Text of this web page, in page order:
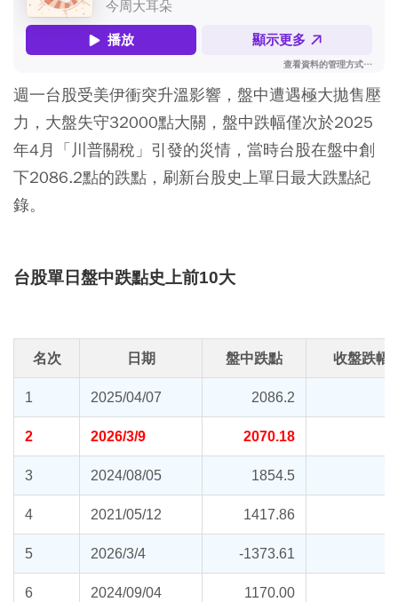
週一台股受美伊衝突升溫影響，盤中遭遇極大拋售壓
力，大盤失守32000點大關，盤中跌幅僅次於2025
年4月「川普關稅」引發的災情，當時台股在盤中創
下2086.2點的跌點，刷新台股史上單日最大跌點紀
錄。
台股單日盤中跌點史上前10大
名次 日期 盤中跌點 收盤跌幅
1 2025/04/07 2086.2
2 2026/3/9 2070.18
3 2024/08/05 1854.5
4 2021/05/12 1417.86
5 2026/3/4 -1373.61
6 2024/09/04 1170.00